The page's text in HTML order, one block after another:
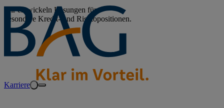
Karriere
Wir entwickeln Lösungen für
besondere Kredit- und Risikopositionen.